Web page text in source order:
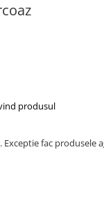
produsul
fac produsele